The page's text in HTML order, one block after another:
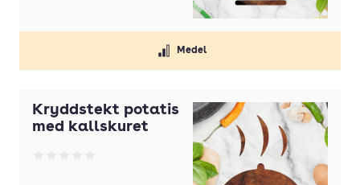
Medel
Kryddstekt potatis
med kallskuret